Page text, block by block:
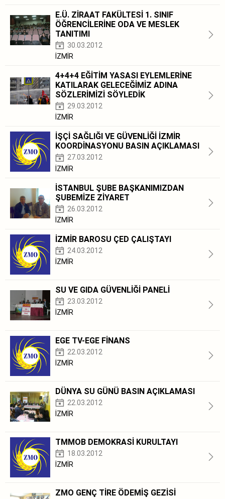
E.Ü. ZİRAAT FAKÜLTESİ 1. SINIF
ÖĞRENCİLERİNE ODA VE MESLEK
TANITIMI
30.03.2012
İZMİR
4+4+4 EĞİTİM YASASI EYLEMLERİNE
KATILARAK GELECEĞİMİZ ADINA
SÖZLERİMİZİ SÖYLEDİK
29.03.2012
İZMİR
İŞÇİ SAĞLIĞI VE GÜVENLİĞİ İZMİR
KOORDİNASYONU BASIN AÇIKLAMASI
27.03.2012
İZMİR
İSTANBUL ŞUBE BAŞKANIMIZDAN
ŞUBEMİZE ZİYARET
26.03.2012
İZMİR
İZMİR BAROSU ÇED ÇALIŞTAYI
24.03.2012
İZMİR
SU VE GIDA GÜVENLİĞİ PANELİ
23.03.2012
İZMİR
EGE TV-EGE FİNANS
22.03.2012
İZMİR
DÜNYA SU GÜNÜ BASIN AÇIKLAMASI
22.03.2012
İZMİR
TMMOB DEMOKRASİ KURULTAYI
18.03.2012
İZMİR
ZMO GENÇ TİRE ÖDEMİŞ GEZİSİ